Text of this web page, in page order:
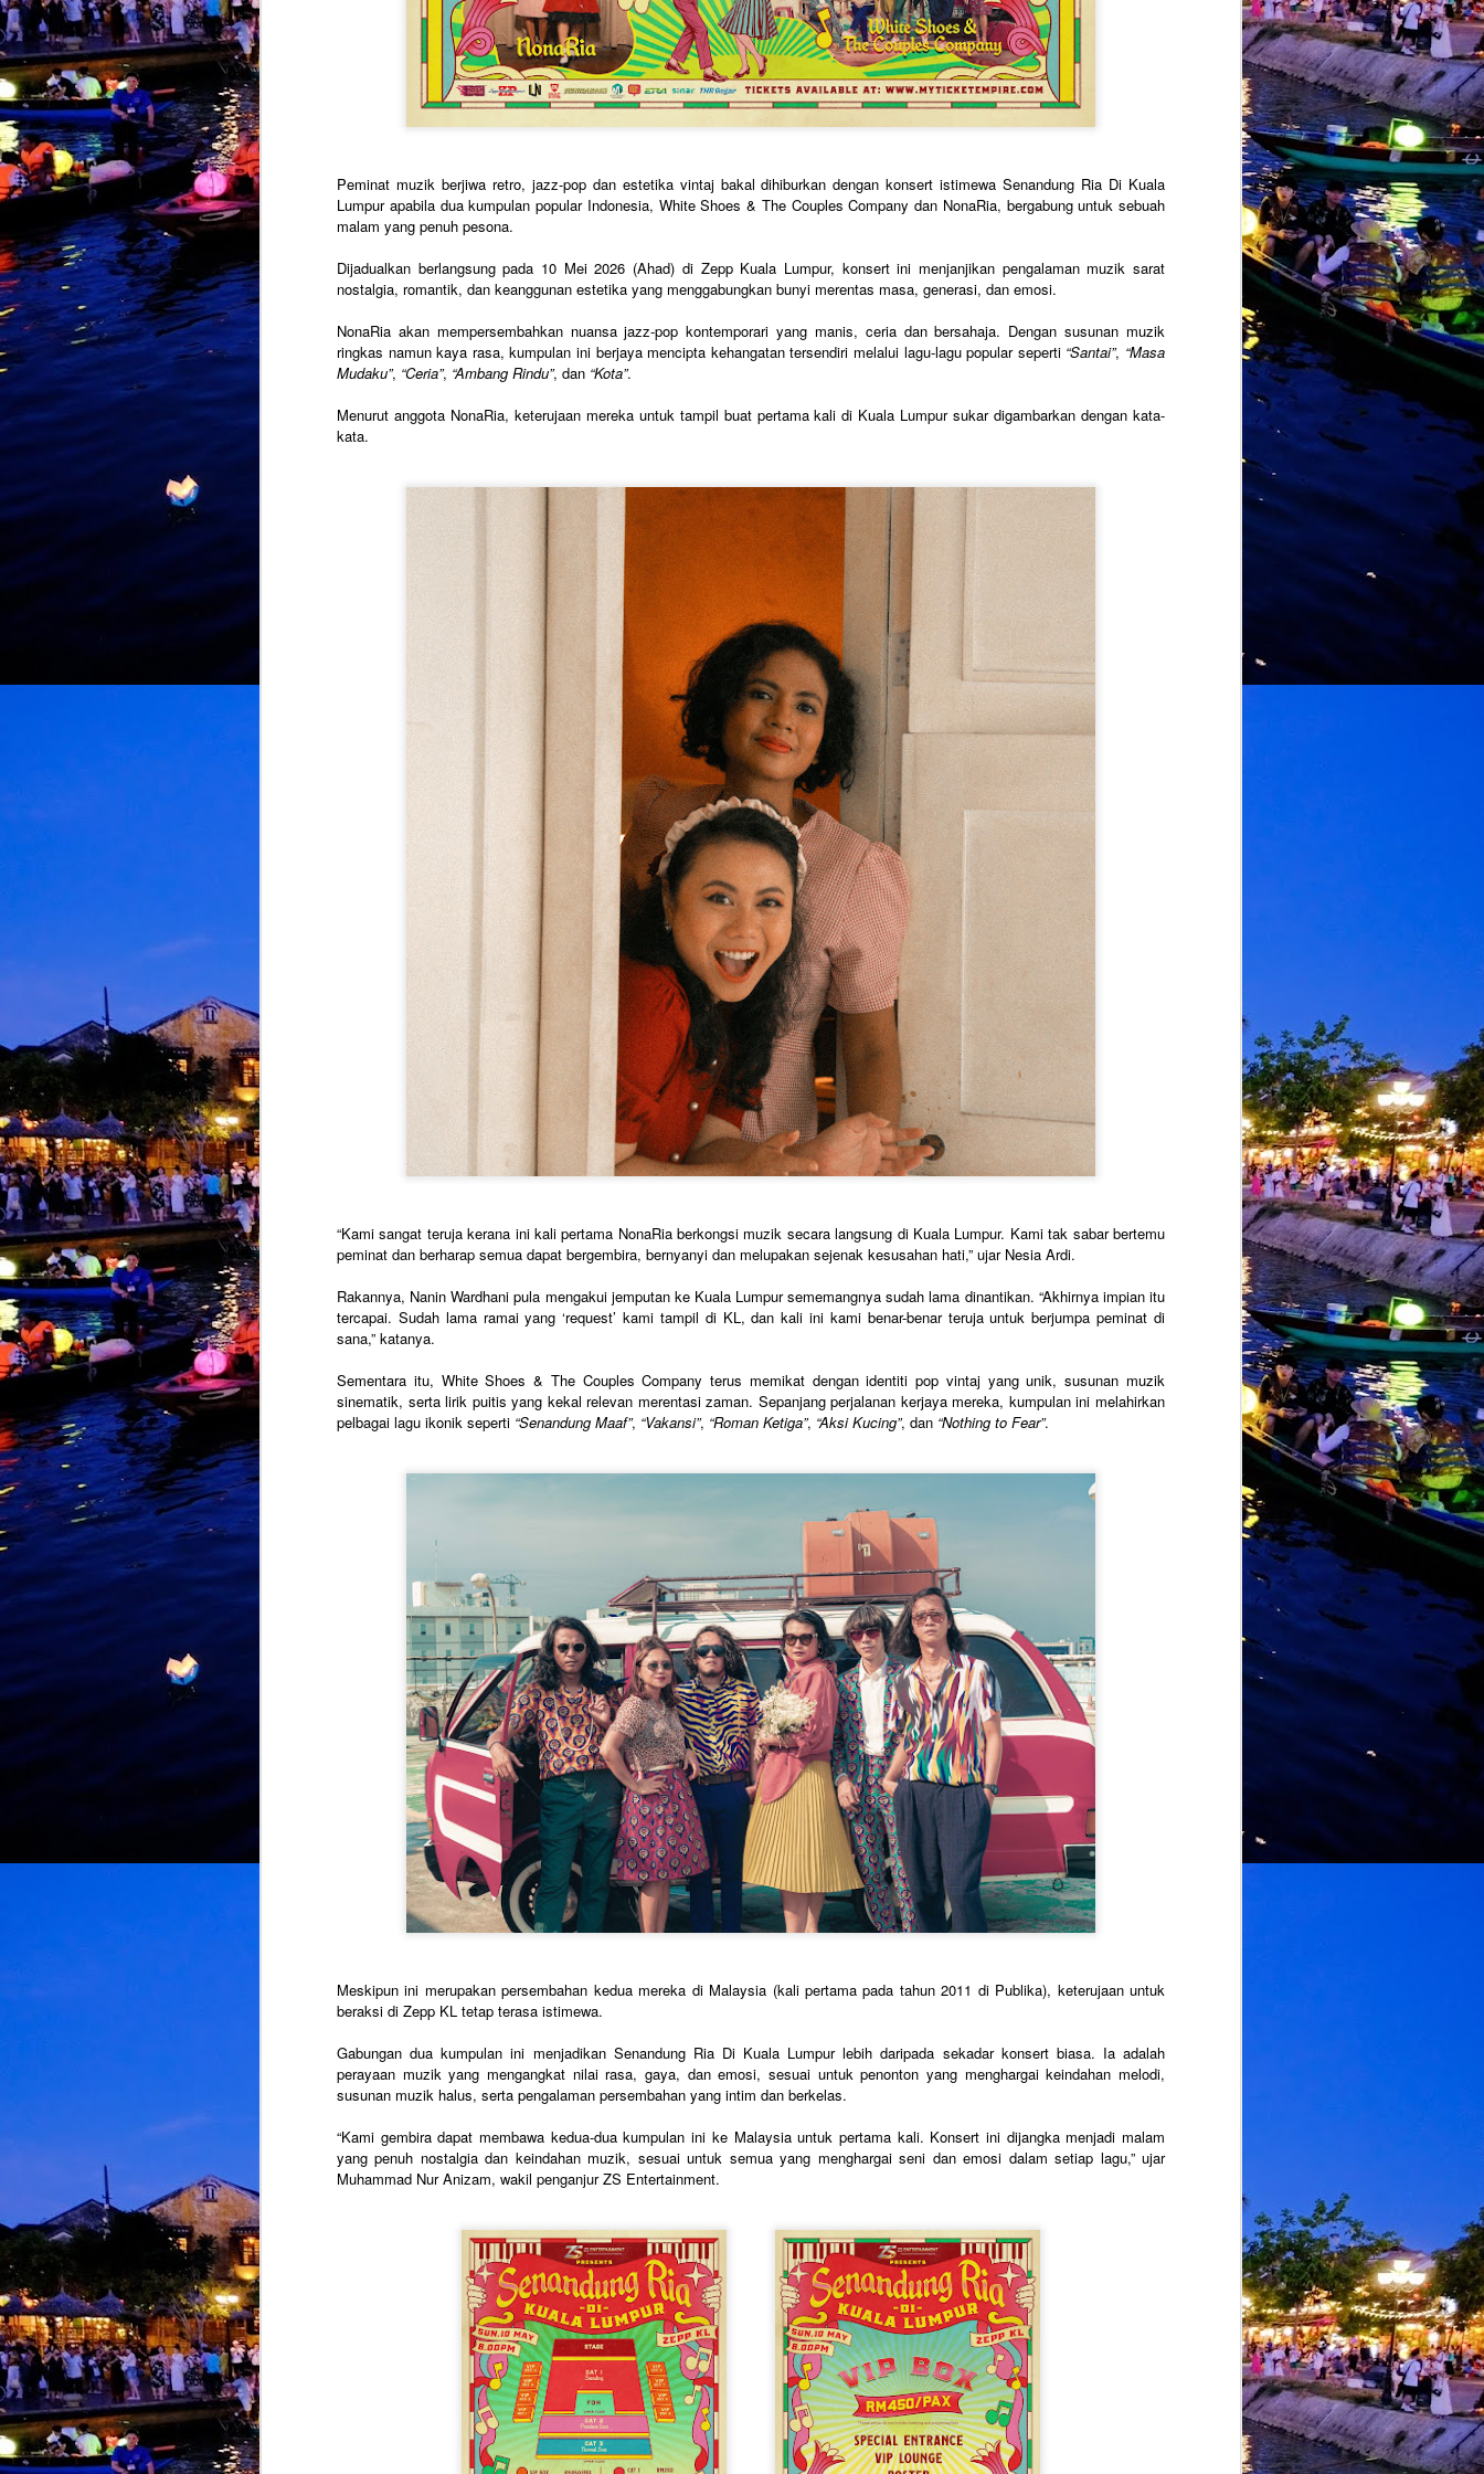
Peminat muzik berjiwa retro, jazz-pop dan estetika vintaj bakal dihiburkan dengan konsert istimewa Senandung Ria Di Kuala
Lumpur apabila dua kumpulan popular Indonesia, White Shoes & The Couples Company dan NonaRia, bergabung untuk sebuah
malam yang penuh pesona.
Dijadualkan berlangsung pada 10 Mei 2026 (Ahad) di Zepp Kuala Lumpur, konsert ini menjanjikan pengalaman muzik sarat
nostalgia, romantik, dan keanggunan estetika yang menggabungkan bunyi merentas masa, generasi, dan emosi.
NonaRia akan mempersembahkan nuansa jazz-pop kontemporari yang manis, ceria dan bersahaja. Dengan susunan muzik
ringkas namun kaya rasa, kumpulan ini berjaya mencipta kehangatan tersendiri melalui lagu-lagu popular seperti “Santai”, “Masa
Mudaku”, “Ceria”, “Ambang Rindu”, dan “Kota”.
Menurut anggota NonaRia, keterujaan mereka untuk tampil buat pertama kali di Kuala Lumpur sukar digambarkan dengan kata-
kata.
“Kami sangat teruja kerana ini kali pertama NonaRia berkongsi muzik secara langsung di Kuala Lumpur. Kami tak sabar bertemu
peminat dan berharap semua dapat bergembira, bernyanyi dan melupakan sejenak kesusahan hati,” ujar Nesia Ardi.
Rakannya, Nanin Wardhani pula mengakui jemputan ke Kuala Lumpur sememangnya sudah lama dinantikan. “Akhirnya impian itu
tercapai. Sudah lama ramai yang ‘request’ kami tampil di KL, dan kali ini kami benar-benar teruja untuk berjumpa peminat di
sana,” katanya.
Sementara itu, White Shoes & The Couples Company terus memikat dengan identiti pop vintaj yang unik, susunan muzik
sinematik, serta lirik puitis yang kekal relevan merentasi zaman. Sepanjang perjalanan kerjaya mereka, kumpulan ini melahirkan
pelbagai lagu ikonik seperti “Senandung Maaf”, “Vakansi”, “Roman Ketiga”, “Aksi Kucing”, dan “Nothing to Fear”.
Meskipun ini merupakan persembahan kedua mereka di Malaysia (kali pertama pada tahun 2011 di Publika), keterujaan untuk
beraksi di Zepp KL tetap terasa istimewa.
Gabungan dua kumpulan ini menjadikan Senandung Ria Di Kuala Lumpur lebih daripada sekadar konsert biasa. Ia adalah
perayaan muzik yang mengangkat nilai rasa, gaya, dan emosi, sesuai untuk penonton yang menghargai keindahan melodi,
susunan muzik halus, serta pengalaman persembahan yang intim dan berkelas.
“Kami gembira dapat membawa kedua-dua kumpulan ini ke Malaysia untuk pertama kali. Konsert ini dijangka menjadi malam
yang penuh nostalgia dan keindahan muzik, sesuai untuk semua yang menghargai seni dan emosi dalam setiap lagu,” ujar
Muhammad Nur Anizam, wakil penganjur ZS Entertainment.
Syafiq apabila dia meninggalkan sedikit identiti balada klasik
yang sering dikaitkan dengannya sebelum ini, sebaliknya
mempertaruhkan sentuhan moden berteraskan slow rock balada.
KIDD SANTHE
MEMANG "AKU
KUALA LUMPUR, 31 JULAI 2026
– Selepas mencipta impak di
kini membuka lembaran baharu
tempatan.
Vera Level", single kedua
dilancarkan, "Mr. Crorepati".
AUG
3
DOLLA KEMBALI
LINCAH
RAP THAILAND
Selepas penantian selama lapan
Malaysia, DOLLA, kembali
dengan single terbaharu berjudul
“G.O.A.T”, sebuah kolaborasi
bertenaga bersama ikon rap
Thailand, F.Hero. Lagu ini
baharu DOLLA yang paling
berani setakat ini, sekali gus
mencerminkan aspirasi mereka
untuk terus mengembangkan
Tenggara dan pasaran
JUL
TERKINI DARI
TERBARU
SETIAP HARI
KUALA LUMPUR, 24 JULAI 2026 -
C.Rino oleh Carlo Rino menyinari
dua gaya cermin mata khas
yang menggabungkan fesyen
dan fungsi untuk pakaian harian
dengan mudah. Direka bentuk
untuk melengkapkan gaya hidup
wanita moden, cermin mata hitam
C.Rino Halo dan C.Rino Aurelia
mempamerkan estetika abadi,
keselesaan ringan dan
perlindungan mata yang penting.
JUL
AMARAN :
‘MANGU DI KUALA
yang sangat terhad dan kritikal.
SYAMEL LANCAR ALBUM SULUNG “PERTAMA”
MERAIKAN SEDEKAD DALAM INDUSTRI
KUALA LUMPUR, 24 Julai 2026 - Selepas sedekad membina
nama menerusi lagu-lagu bernuansa emosi, Syamel hari ini
melancarkan album sulungnya, PERTAMA. Mengandungi enam lagu,
album ini menghimpunkan kisah tentang kehilangan, kerinduan,
harapan dan keberanian untuk memulakan semula - sekali gus
menandakan fasa baharu dalam perjalanan seninya.
“Selepas 10 tahun berada dalam industri, akhirnya saya dapat
mempersembahkan album pertama saya.
THE LABRICH REVEAL: NURTURING
GENERATIONS, EMPOWERING VITALITY -
PERKENALKAN PUAN SARIMAH IBRAHIM
SEBAGAI DUTA JENAMA
KUALA LUMPUR, 26 Jun 2026 – Labrich hari ini melakar satu lagi
pencapaian penting dalam perjalanan jenamanya menerusi
penganjuran The Labrich Reveal: Nurturing Generations, Empowering
Vitality, sebuah majlis eksklusif yang memperkenalkan dua rangkaian
produk terbaharu Labrich serta mengumumkan secara rasmi Che
Puan Sarimah Ibrahim sebagai Duta Jenama Labrich.
HARITH ZAZMAN DAN YONNYBOII RAIKAN
MAKNA KELUARGA MENERUSI SINGLE BAHARU,
“SEMPURNA”
Kuala Lumpur, 18 Jun 2026 - Bersempena sambutan Hari Bapa yang
bakal tiba, Harith Zazman dan Yonnyboii bergabung buat julung
kalinya menerusi single baharu berjudul “Sempurna”, sebuah karya
yang meraikan kasih sayang, penerimaan dan penghargaan
terhadap insan yang melengkapkan kehidupan.
LOVEBITES METAL QUEEN DARI JEPUN BAKAL
AMUKAN MALAYSIA 4 OKTOBER
secara langsung bakal menjadi kenyataan.
Kumpulan sensasi dari Tokyo, Jepun itu disahkan akan mengadakan
konsert sulung mereka di Malaysia menerusi Lovebites: Outstanding
BAHANG MENJELANG KONSERT 3 DEKAD UNGU
KIAN TERASA! MARSHA BAKAL BERAKSI
BERSAMA UNGU
KUALA LUMPUR, 25 MEI 2026 – Bahang menjelang konsert yang
ditunggu-tunggu ramai “Ungu 3 Dasawarsa: Special Night in Kuala
Lumpur” kini semakin dirasai apabila kumpulan legenda Indonesia,
Ungu, bersedia untuk meraikan perjalanan seni mereka selama tiga
dekad bersama peminat di Malaysia dalam sebuah malam yang
dijangka penuh emosi, nostalgia dan kejutan istimewa.
MAY
24
LATIHAN PESTAPORA MALAYSIA 2026 UMUM
BARISAN PENUH ARTIS!
KUALA LUMPUR, 21 MEI 2026 – Selepas mencetuskan
keterujaan dalam kalangan peminat menerusi pengumuman edisi
kedua serta sambutan hangat terhadap jualan “Blind Sale Tickets”,
Latihan Pestapora Malaysia 2026 kini secara rasmi mengumumkan
barisan penuh artis yang bakal menjayakan festival muzik rentas
budaya paling dinanti-nantikan tahun ini.
14
“AJAR AKU” SATUKAN DUA DUNIA MUZIK DALAM
KOLABORASI UNIK
KUALA LUMPUR, 14 MEI 2026 – Selepas lebih dua dekad
dikenali menerusi karya-karya balada dan pop alternatif yang dekat
dalam perjalanan seninya menerusi single terbaharu berjudul “Ajar
Aku”, sebuah kolaborasi bersama band post-hardcore popular,
Sekumpulan Orang Gila (SOG).
MAY
13
KONSERT 3 VETO GABUNGKAN TIGA GERGASI
ROCK WINGS , SEARCH & XPDC ATAS SATU
PENTAS
KUALA LUMPUR, 13 Mei 2026- Selepas sekian lama dinantikan,
peminat muzik rock tanah air bakal disajikan dengan sebuah konsert
istimewa apabila kumpulan Search,Wings & XPDC digandingkan
buat pertama kalinya dalam Konsert 3 Veto.